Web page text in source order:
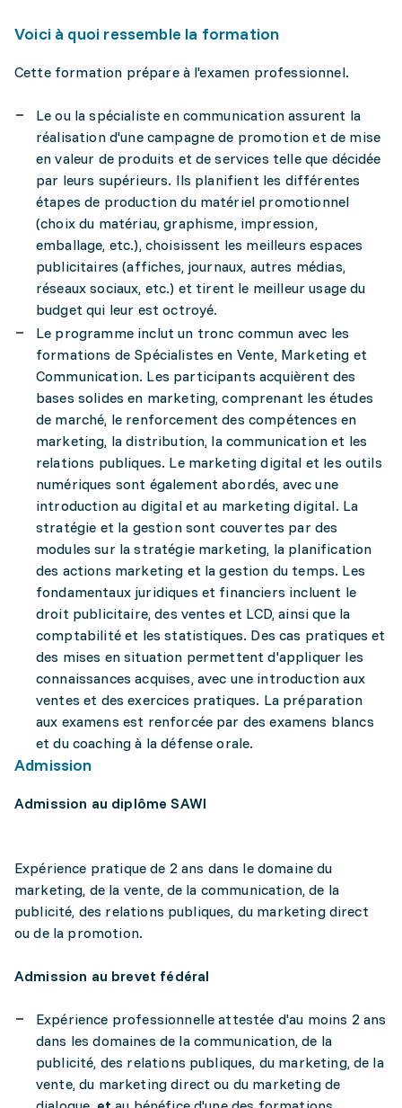
Voici à quoi ressemble la formation
Cette formation prépare à l'examen professionnel.
Le ou la spécialiste en communication assurent la
réalisation d'une campagne de promotion et de mise
en valeur de produits et de services telle que décidée
par leurs supérieurs. Ils planifient les différentes
étapes de production du matériel promotionnel
(choix du matériau, graphisme, impression,
emballage, etc.), choisissent les meilleurs espaces
publicitaires (affiches, journaux, autres médias,
réseaux sociaux, etc.) et tirent le meilleur usage du
budget qui leur est octroyé.
Le programme inclut un tronc commun avec les
formations de Spécialistes en Vente, Marketing et
Communication. Les participants acquièrent des
bases solides en marketing, comprenant les études
de marché, le renforcement des compétences en
marketing, la distribution, la communication et les
relations publiques. Le marketing digital et les outils
numériques sont également abordés, avec une
introduction au digital et au marketing digital. La
stratégie et la gestion sont couvertes par des
modules sur la stratégie marketing, la planification
des actions marketing et la gestion du temps. Les
fondamentaux juridiques et financiers incluent le
droit publicitaire, des ventes et LCD, ainsi que la
comptabilité et les statistiques. Des cas pratiques et
des mises en situation permettent d'appliquer les
connaissances acquises, avec une introduction aux
ventes et des exercices pratiques. La préparation
aux examens est renforcée par des examens blancs
et du coaching à la défense orale.
Admission
Admission au diplôme SAWI
Expérience pratique de 2 ans dans le domaine du
marketing, de la vente, de la communication, de la
publicité, des relations publiques, du marketing direct
ou de la promotion.
Admission au brevet fédéral
Expérience professionnelle attestée d'au moins 2 ans
dans les domaines de la communication, de la
publicité, des relations publiques, du marketing, de la
vente, du marketing direct ou du marketing de